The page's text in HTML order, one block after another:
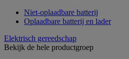
Niet-oplaadbare batterij
Oplaadbare batterij en lader
Elektrisch gereedschap
Bekijk de hele productgroep